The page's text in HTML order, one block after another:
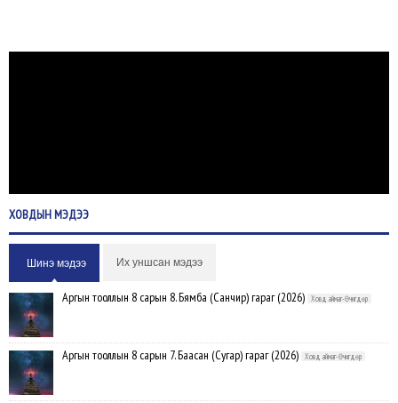
ХОВДЫНМЭДЭЭ
Шинэ мэдээ Их уншсан мэдээ
Аргын тооллын 8 сарын 8. Бямба (Санчир) гараг (2026) Ховд аймаг-Өчигдөр
Аргын тооллын 8 сарын 7. Баасан (Сугар) гараг (2026) Ховд аймаг-Өчигдөр